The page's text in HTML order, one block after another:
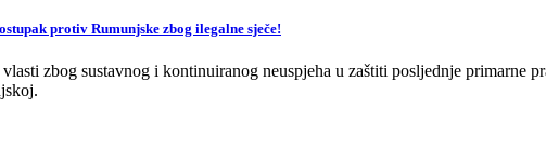
protiv Rumunjske zbog ilegalne sječe!
zbog sustavnog i kontinuiranog neuspjeha u zaštiti posljednje primarne